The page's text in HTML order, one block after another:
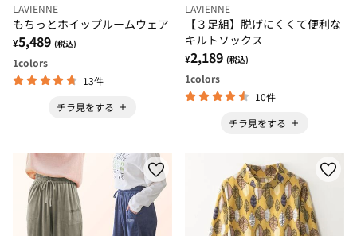
LAVIENNE
もちっとホイップルームウェア
¥5,489 (税込)
1colors
13件
チラ見をする
LAVIENNE
【３足組】脱げにくくて便利な
キルトソックス
¥2,189 (税込)
1colors
10件
チラ見をする